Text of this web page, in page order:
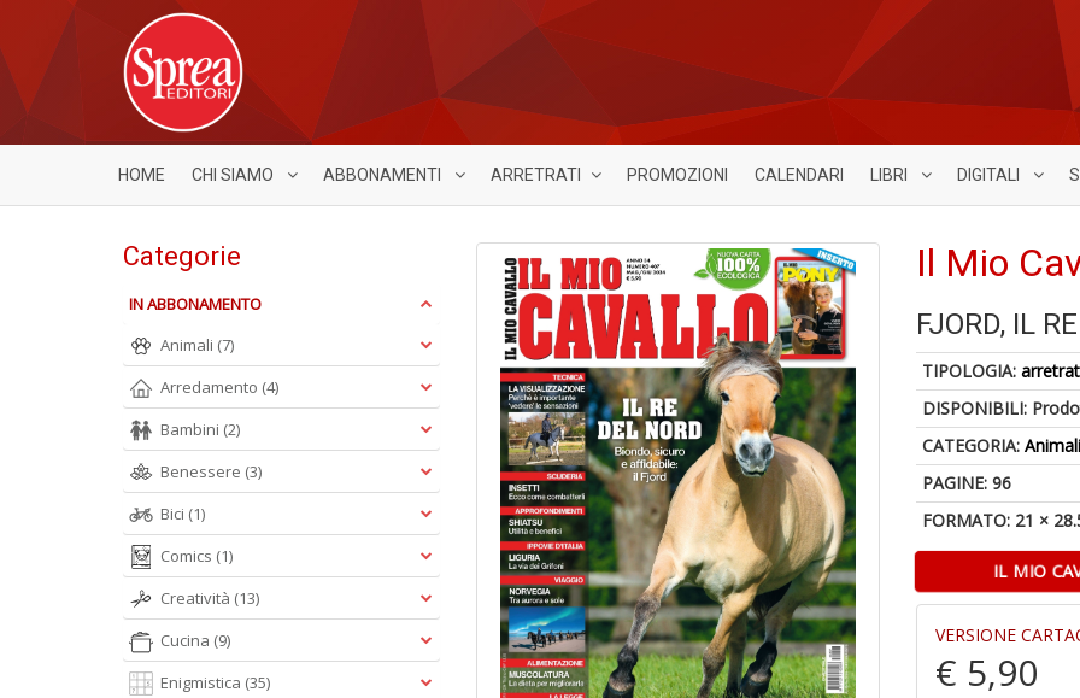
HOME CHI SIAMO ABBONAMENTI ARRETRATI PROMOZIONI CALENDARI LIBRI DIGITALI
Il Mio
FJORD, IL
TIPOLOGIA:
DISPONIBILI:
CATEGORIA:Animali
PAGINE: 96
FORMATO: 21 ×
IL MIO
VERSIONE
€ 5,90
Categorie
IN ABBONAMENTO
Animali (7)
Arredamento (4)
Bambini (2)
Benessere (3)
Bici (1)
Comics (1)
Creatività (13)
Cucina (9)
Enigmistica (35)